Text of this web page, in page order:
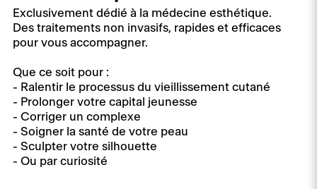
Exclusivement dédié à la médecine esthétique.
Des traitements non invasifs, rapides et efficaces
pour vous accompagner.
Que ce soit pour :
- Ralentir le processus du vieillissement cutané
- Prolonger votre capital jeunesse
- Corriger un complexe
- Soigner la santé de votre peau
- Sculpter votre silhouette
- Ou par curiosité